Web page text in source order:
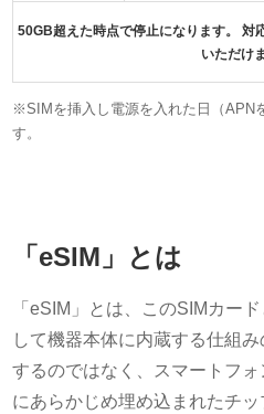
50GB超えた時点で停止になります。 対
いただけ
※SIMを挿入し電源を入れた日（APN
す。
「eSIM」とは
「eSIM」とは、このSIMカー
して機器本体に内蔵する仕組
するのではなく、スマートフ
にあらかじめ埋め込まれたチ